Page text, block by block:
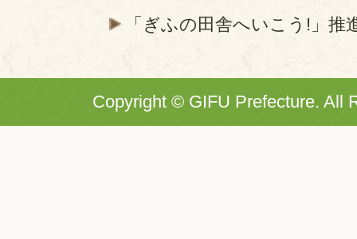
「ぎふの田舎へいこう!」推
Copyright © GIFU Prefecture. All